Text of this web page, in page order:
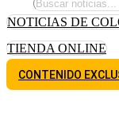
NOTICIAS DE
TIENDA ONLINE
CONTENIDO